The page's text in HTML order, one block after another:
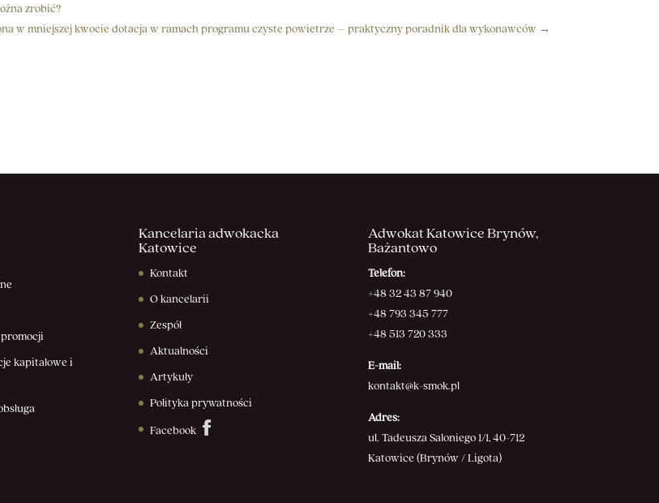
zrobić?
w mniejszej kwocie dotacja w ramach programu czyste powietrze – praktyczny poradnik dla wykonawców→
kapitałowe i
Kancelaria adwokacka
Katowice
Kontakt
O kancelarii
Zespół
Aktualności
Artykuły
Polityka prywatności
Facebook
Adwokat Katowice Brynów,
Bażantowo
Telefon:
+48 32 43 87 940
+48 793 345 777
+48 513 720 333
E-mail:
kontakt@k-smok.pl
Adres:
ul. Tadeusza Saloniego 1/1, 40-712
Katowice (Brynów / Ligota)